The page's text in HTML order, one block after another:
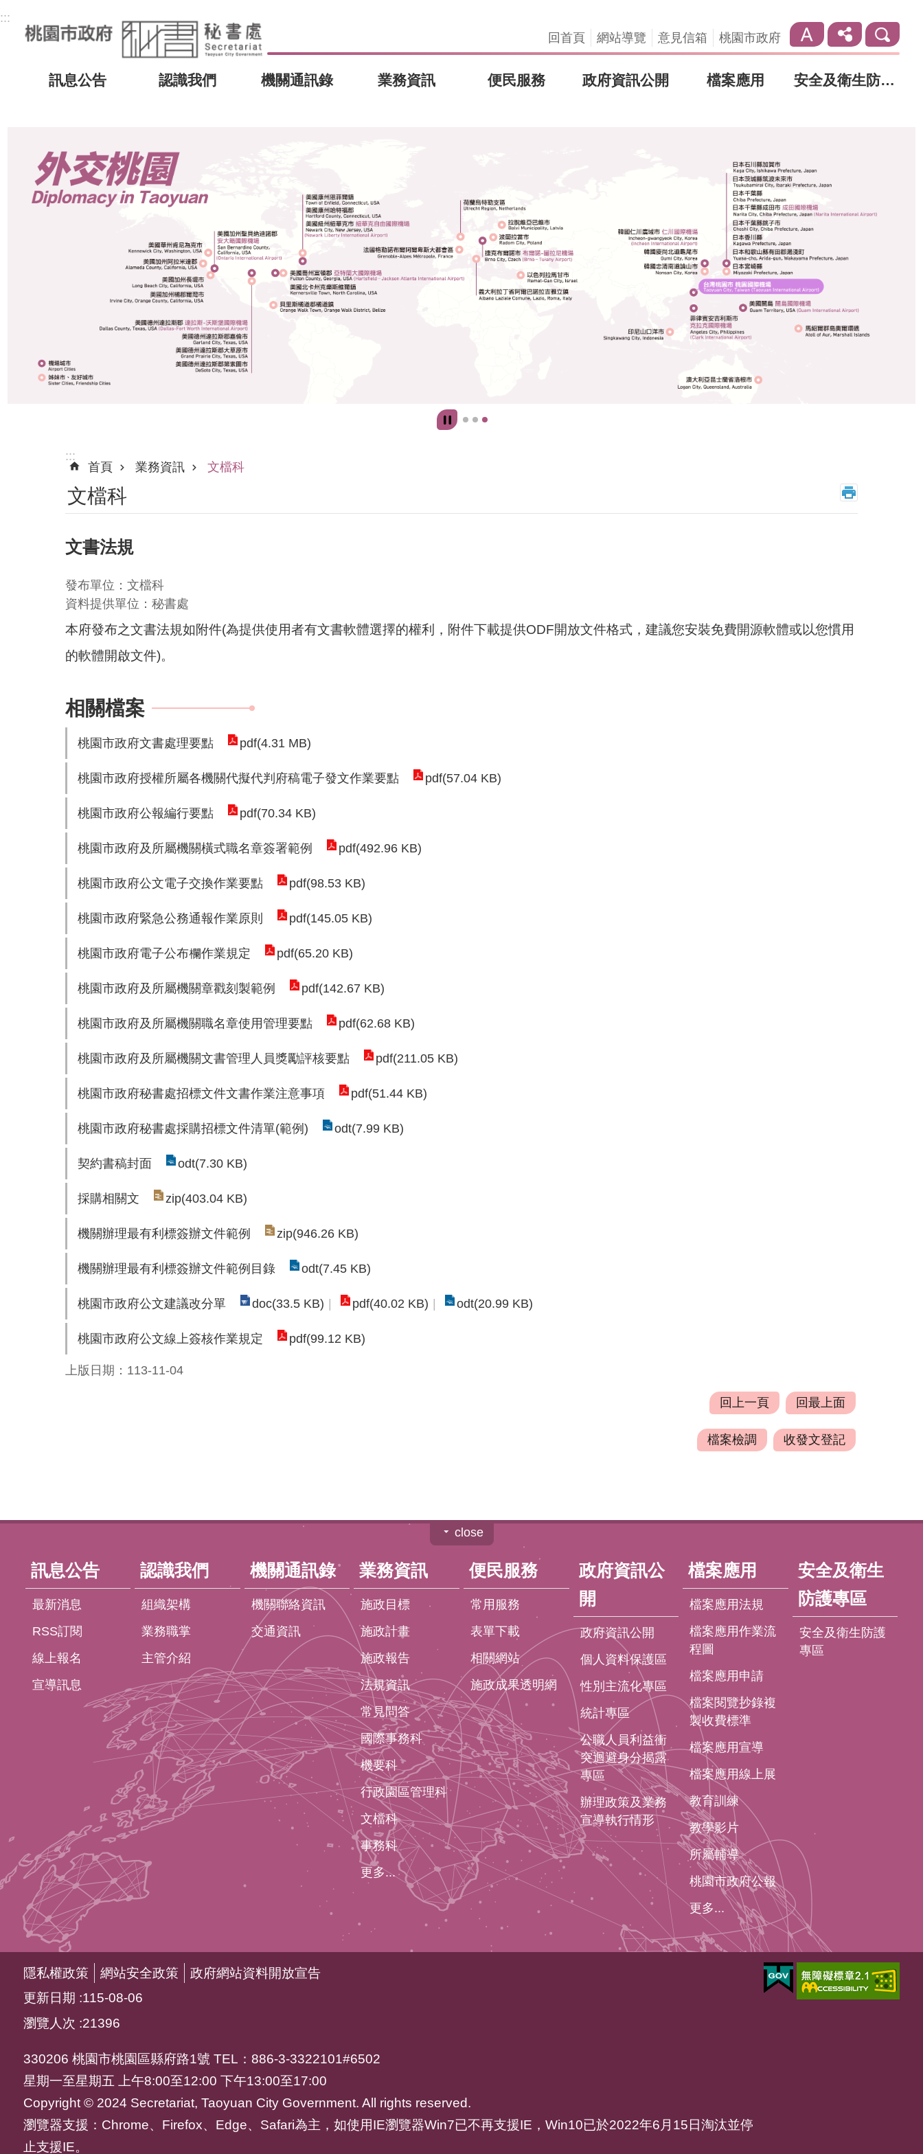
:::
回首頁
網站導覽 意見信箱 桃園市政府
訊息公告 認識我們 機關通訊錄 業務資訊 便民服務 政府資訊公開 檔案應用 安全及衛生防護專區
:::
首頁
業務資訊 文檔科
文檔科
文書法規
發布單位：文檔科
資料提供單位：秘書處
本府發布之文書法規如附件(為提供使用者有文書軟體選擇的權利，附件下載提供ODF開放文件格式，建議您安裝免費開源軟體或以您慣用
的軟體開啟文件)。
相關檔案
桃園市政府文書處理要點 pdf(4.31 MB)
桃園市政府授權所屬各機關代擬代判府稿電子發文作業要點 pdf(57.04 KB)
桃園市政府公報編行要點 pdf(70.34 KB)
桃園市政府及所屬機關橫式職名章簽署範例 pdf(492.96 KB)
桃園市政府公文電子交換作業要點 pdf(98.53 KB)
桃園市政府緊急公務通報作業原則 pdf(145.05 KB)
桃園市政府電子公布欄作業規定 pdf(65.20 KB)
桃園市政府及所屬機關章戳刻製範例 pdf(142.67 KB)
桃園市政府及所屬機關職名章使用管理要點 pdf(62.68 KB)
桃園市政府及所屬機關文書管理人員獎勵評核要點 pdf(211.05 KB)
桃園市政府秘書處招標文件文書作業注意事項 pdf(51.44 KB)
桃園市政府秘書處採購招標文件清單(範例) odt(7.99 KB)
契約書稿封面 odt(7.30 KB)
採購相關文 zip(403.04 KB)
機關辦理最有利標簽辦文件範例 zip(946.26 KB)
機關辦理最有利標簽辦文件範例目錄 odt(7.45 KB)
桃園市政府公文建議改分單 doc(33.5 KB) pdf(40.02 KB) odt(20.99 KB)
桃園市政府公文線上簽核作業規定 pdf(99.12 KB)
上版日期：113-11-04
回上一頁 回最上面
檔案檢調 收發文登記
close
訊息公告
最新消息
RSS訂閱
線上報名
宣導訊息
認識我們
組織架構
業務職掌
主管介紹
機關通訊錄
機關聯絡資訊
交通資訊
業務資訊
施政目標
施政計畫
施政報告
法規資訊
常見問答
國際事務科
機要科
行政園區管理科
文檔科
事務科
更多...
便民服務
常用服務
表單下載
相關網站
施政成果透明網
政府資訊公
開
政府資訊公開
個人資料保護區
性別主流化專區
統計專區
公職人員利益衝
突迴避身分揭露
專區
辦理政策及業務
宣導執行情形
檔案應用
檔案應用法規
檔案應用作業流
程圖
檔案應用申請
檔案閱覽抄錄複
製收費標準
檔案應用宣導
檔案應用線上展
教育訓練
教學影片
所屬輔導
桃園市政府公報
更多...
安全及衛生
防護專區
安全及衛生防護
專區
隱私權政策 網站安全政策
政府網站資料開放宣告
更新日期 115-08-06
瀏覽人次 21396
330206 桃園市桃園區縣府路1號 TEL：886-3-3322101#6502
星期一至星期五 上午8:00至12:00 下午13:00至17:00
Copyright © 2024 Secretariat, Taoyuan City Government. All rights reserved.
瀏覽器支援：Chrome、Firefox、Edge、Safari為主，如使用IE瀏覽器Win7已不再支援IE，Win10已於2022年6月15日淘汰並停
止支援IE。